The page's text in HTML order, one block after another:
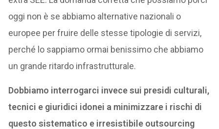
oggi non è se abbiamo alternative nazionali o
europee per fruire delle stesse tipologie di servizi,
perché lo sappiamo ormai benissimo che abbiamo
un grande ritardo infrastrutturale.
Dobbiamo interrogarci invece sui presidi culturali,
tecnici e giuridici idonei a minimizzare i rischi di
questo sistematico e irresistibile outsourcing